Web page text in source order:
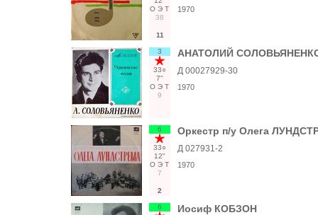
О Э Т
38
11
1970
3
33○
7"
О Э Т
9
АНАТОЛИЙ СОЛОВЬЯНЕНКО
Д 00027929-30
1970
6
33○
12"
О Э Т
7
2
Оркестр п/у Олега
Д 027931-2
1970
6 Иосиф КОБЗОН